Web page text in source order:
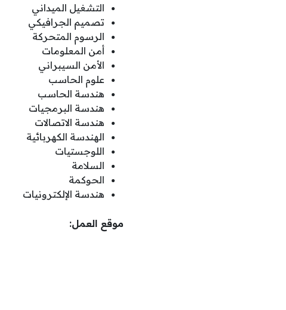
التشغيل الميداني
تصميم الجرافيكي
الرسوم المتحركة
أمن المعلومات
الأمن السيبراني
علوم الحاسب
هندسة الحاسب
هندسة البرمجيات
هندسة الاتصالات
الهندسة الكهربائية
اللوجستيات
السلامة
الحوكمة
هندسة الإلكترونيات
موقع العمل: